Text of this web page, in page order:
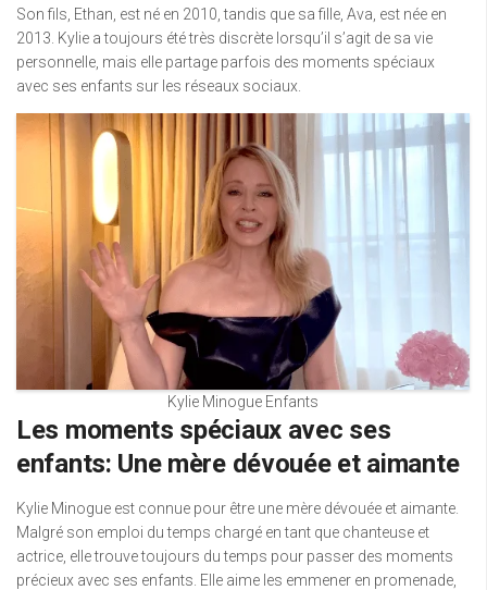
Son fils, Ethan, est né en 2010, tandis que sa fille, Ava, est née en
2013. Kylie a toujours été très discrète lorsqu’il s’agit de sa vie
personnelle, mais elle partage parfois des moments spéciaux
avec ses enfants sur les réseaux sociaux.
Kylie Minogue Enfants
Les moments spéciaux avec ses
enfants: Une mère dévouée et aimante
Kylie Minogue est connue pour être une mère dévouée et aimante.
Malgré son emploi du temps chargé en tant que chanteuse et
actrice, elle trouve toujours du temps pour passer des moments
précieux avec ses enfants. Elle aime les emmener en promenade,